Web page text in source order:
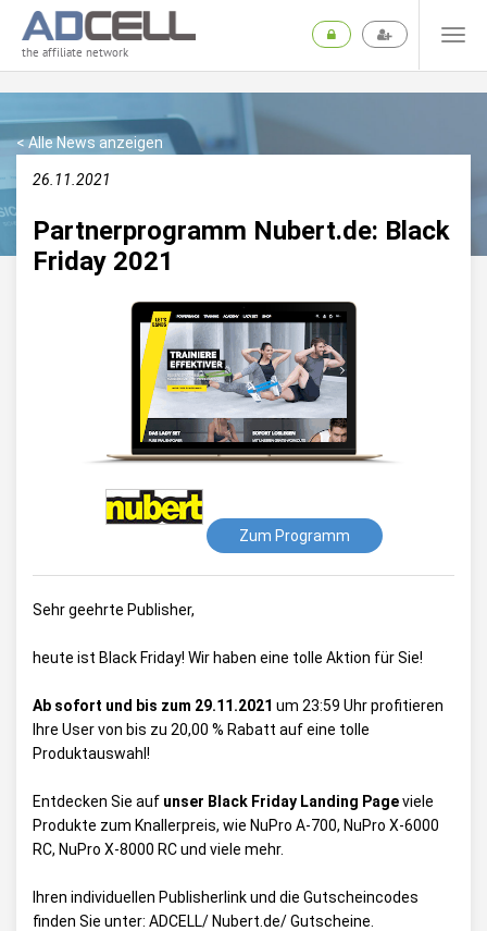
the affiliate network
< Alle News anzeigen
26.11.2021
Partnerprogramm Nubert.de: Black
Friday 2021
Zum Programm
Sehr geehrte Publisher,
heute ist Black Friday! Wir haben eine tolle Aktion für Sie!
Ab sofort und bis zum 29.11.2021 um 23:59 Uhr profitieren
Ihre User von bis zu 20,00 % Rabatt auf eine tolle
Produktauswahl!
Entdecken Sie auf unser Black Friday Landing Pageviele
Produkte zum Knallerpreis, wie NuPro A-700, NuPro X-6000
RC, NuPro X-8000 RC und viele mehr.
Ihren individuellen Publisherlink und die Gutscheincodes
finden Sie unter: ADCELL/ Nubert.de/ Gutscheine